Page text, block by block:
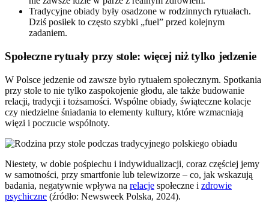
Tradycyjne obiady były osadzone w rodzinnych rytuałach.
Dziś posiłek to często szybki „fuel” przed kolejnym
zadaniem.
Społeczne rytuały przy stole: więcej niż tylko jedzenie
W Polsce jedzenie od zawsze było rytuałem społecznym. Spotkania
przy stole to nie tylko zaspokojenie głodu, ale także budowanie
relacji, tradycji i tożsamości. Wspólne obiady, świąteczne kolacje
czy niedzielne śniadania to elementy kultury, które wzmacniają
więzi i poczucie wspólnoty.
Niestety, w dobie pośpiechu i indywidualizacji, coraz częściej jemy
w samotności, przy smartfonie lub telewizorze – co, jak wskazują
badania, negatywnie wpływa na relacje społeczne i zdrowie
psychiczne (źródło: Newsweek Polska, 2024).